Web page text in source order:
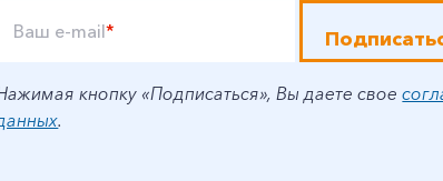
Ваш e-mail*
кнопку «Подписаться», Вы даете свое
.